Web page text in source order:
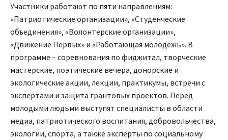
Участники работают по пяти направлениям:
«Патриотические организации», «Студенческие
объединения», «Волонтерские организации»,
«Движение Первых» и «Работающая молодежь». В
программе – соревнования по фиджитал, творческие
мастерские, поэтические вечера, донорские и
экологические акции, лекции, практикумы, встречи с
экспертами и защита грантовых проектов. Перед
молодыми людьми выступят специалисты в области
медиа, патриотического воспитания, добровольчества,
экологии, спорта, а также эксперты по социальному